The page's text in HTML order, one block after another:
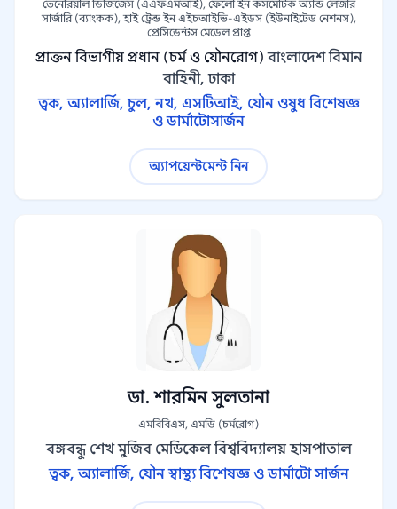
ভেনেরিয়াল ডিজিজেস (এএফএমআই), ফেলো ইন কসমেটিক অ্যান্ড লেজার
সার্জারি (ব্যাংকক), হাই ট্রেন্ড ইন এইচআইভি-এইডস (ইউনাইটেড নেশনস),
প্রেসিডেন্টস মেডেল প্রাপ্ত
প্রাক্তন বিভাগীয় প্রধান (চর্ম ও যৌনরোগ) বাংলাদেশ বিমান
বাহিনী, ঢাকা
ত্বক, অ্যালার্জি, চুল, নখ, এসটিআই, যৌন ওষুধ বিশেষজ্ঞ
ও ডার্মাটোসার্জন
অ্যাপয়েন্টমেন্ট নিন
ডা. শারমিন সুলতানা
এমবিবিএস, এমডি (চর্মরোগ)
বঙ্গবন্ধু শেখ মুজিব মেডিকেল বিশ্ববিদ্যালয় হাসপাতাল
ত্বক, অ্যালার্জি, যৌন স্বাস্থ্য বিশেষজ্ঞ ও ডার্মাটো সার্জন